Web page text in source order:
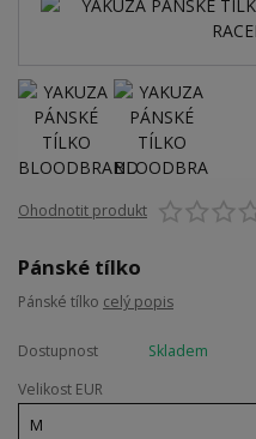
Ohodnotit produkt
Pánské tílko
Pánské tílko celý popis
Dostupnost
Skladem
Velikost EUR